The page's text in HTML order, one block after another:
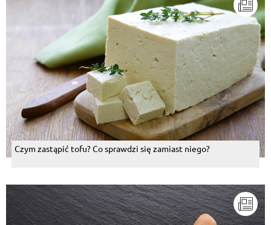
Czym zastąpić tofu? Co sprawdzi się zamiast niego?